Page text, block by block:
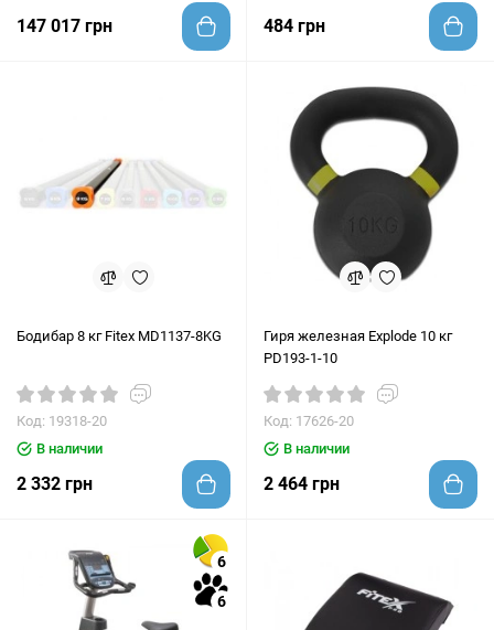
147 017 грн 484 грн
Бодибар 8 кг Fitex MD1137-8KG
Код: 19318-20
В наличии
2 332 грн
Гиря железная Explode 10 кг
PD193-1-10
Код: 17626-20
В наличии
2 464 грн
6
6